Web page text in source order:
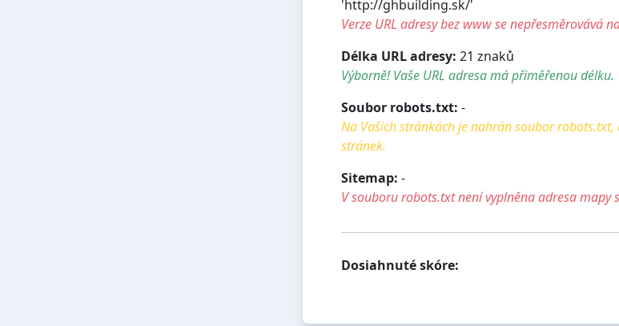
'http://ghbuilding.sk/'
Verze URL adresy bez www se nepřesměrovává
Délka URL adresy: 21 znaků
Výborně! Vaše URL adresa má přiměřenou délku.
Soubor robots.txt: -
Na Vašich stránkách je nahrán soubor
stránek.
Sitemap: -
V souboru robots.txt není vyplněna adresa mapy
Dosiahnuté skóre: